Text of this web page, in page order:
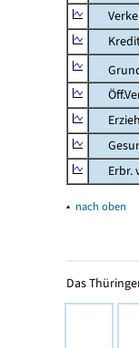
Erbr.
▴ nach oben
Das